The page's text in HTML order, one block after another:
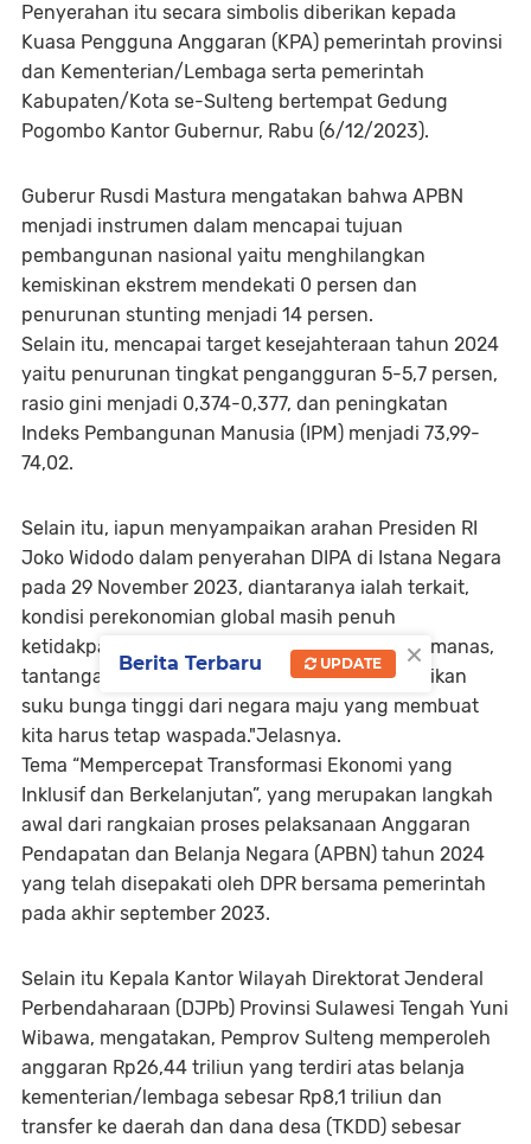
Penyerahan itu secara simbolis diberikan kepada
Kuasa Pengguna Anggaran (KPA) pemerintah provinsi
dan Kementerian/Lembaga serta pemerintah
Kabupaten/Kota se-Sulteng bertempat Gedung
Pogombo Kantor Gubernur, Rabu (6/12/2023).
Guberur Rusdi Mastura mengatakan bahwa APBN
menjadi instrumen dalam mencapai tujuan
pembangunan nasional yaitu menghilangkan
kemiskinan ekstrem mendekati 0 persen dan
penurunan stunting menjadi 14 persen.
Selain itu, mencapai target kesejahteraan tahun 2024
yaitu penurunan tingkat pengangguran 5-5,7 persen,
rasio gini menjadi 0,374-0,377, dan peningkatan
Indeks Pembangunan Manusia (IPM) menjadi 73,99-
74,02.
Selain itu, iapun menyampaikan arahan Presiden RI
Joko Widodo dalam penyerahan DIPA di Istana Negara
pada 29 November 2023, diantaranya ialah terkait,
kondisi perekonomian global masih penuh
ketidakpastian, baik akibat geopolitik yang memanas,
tantangan perubahan iklim, dan dampak kenaikan
suku bunga tinggi dari negara maju yang membuat
kita harus tetap waspada."Jelasnya.
Tema “Mempercepat Transformasi Ekonomi yang
Inklusif dan Berkelanjutan”, yang merupakan langkah
awal dari rangkaian proses pelaksanaan Anggaran
Pendapatan dan Belanja Negara (APBN) tahun 2024
yang telah disepakati oleh DPR bersama pemerintah
pada akhir september 2023.
Selain itu Kepala Kantor Wilayah Direktorat Jenderal
Perbendaharaan (DJPb) Provinsi Sulawesi Tengah Yuni
Wibawa, mengatakan, Pemprov Sulteng memperoleh
anggaran Rp26,44 triliun yang terdiri atas belanja
kementerian/lembaga sebesar Rp8,1 triliun dan
transfer ke daerah dan dana desa (TKDD) sebesar
×
Berita Terbaru UPDATE